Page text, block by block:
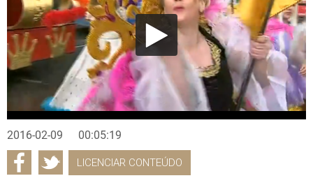
2016-02-09 00:05:19
LICENCIAR CONTEÚDO